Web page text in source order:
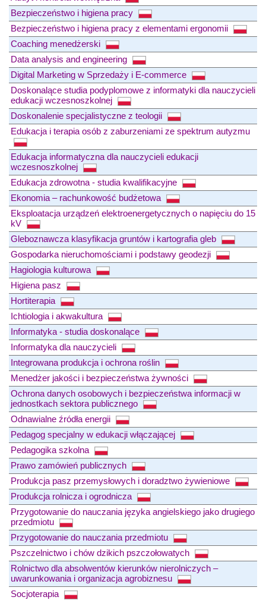
Bezpieczeństwo i higiena pracy
Bezpieczeństwo i higiena pracy z elementami ergonomii
Coaching menedżerski
Data analysis and engineering
Digital Marketing w Sprzedaży i E-commerce
Doskonalące studia podyplomowe z informatyki dla nauczycieli
edukacji wczesnoszkolnej
Doskonalenie specjalistyczne z teologii
Edukacja i terapia osób z zaburzeniami ze spektrum autyzmu
Edukacja informatyczna dla nauczycieli edukacji
wczesnoszkolnej
Edukacja zdrowotna - studia kwalifikacyjne
Ekonomia – rachunkowość budżetowa
Eksploatacja urządzeń elektroenergetycznych o napięciu do 15
kV
Gleboznawcza klasyfikacja gruntów i kartografia gleb
Gospodarka nieruchomościami i podstawy geodezji
Hagiologia kulturowa
Higiena pasz
Hortiterapia
Ichtiologia i akwakultura
Informatyka - studia doskonalące
Informatyka dla nauczycieli
Integrowana produkcja i ochrona roślin
Menedżer jakości i bezpieczeństwa żywności
Ochrona danych osobowych i bezpieczeństwa informacji w
jednostkach sektora publicznego
Odnawialne źródła energii
Pedagog specjalny w edukacji włączającej
Pedagogika szkolna
Prawo zamówień publicznych
Produkcja pasz przemysłowych i doradztwo żywieniowe
Produkcja rolnicza i ogrodnicza
Przygotowanie do nauczania języka angielskiego jako drugiego
przedmiotu
Przygotowanie do nauczania przedmiotu
Pszczelnictwo i chów dzikich pszczołowatych
Rolnictwo dla absolwentów kierunków nierolniczych –
uwarunkowania i organizacja agrobiznesu
Socjoterapia